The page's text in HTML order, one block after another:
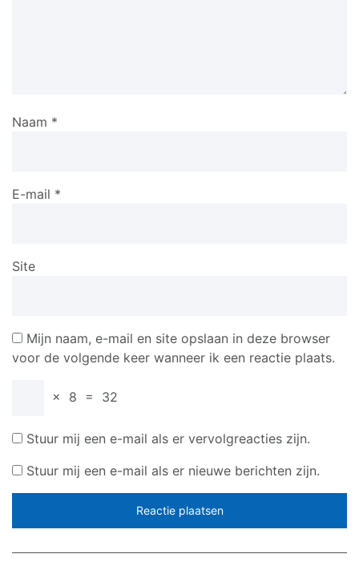
Naam *
E-mail *
Site
Mijn naam, e-mail en site opslaan in deze browser
voor de volgende keer wanneer ik een reactie plaats.
× 8 = 32
Stuur mij een e-mail als er vervolgreacties zijn.
Stuur mij een e-mail als er nieuwe berichten zijn.